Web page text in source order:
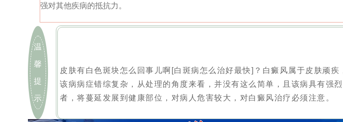
强对其他疾病的抵抗力。
温
馨
提
示
皮肤有白色斑块怎么回事儿啊[白斑病怎么治好最快]？白癜风属于皮肤顽疾
该病病症错综复杂，从处理的角度来看，并没有这么简单，且该病具有强
者，将蔓延发展到健康部位，对病人危害较大，对白癜风治疗必须注意。